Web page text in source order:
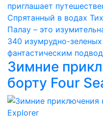
приглашает
Спрятанный в водах
Палау – это
340 изумрудно-
фантастическим
Зимние
борту Four